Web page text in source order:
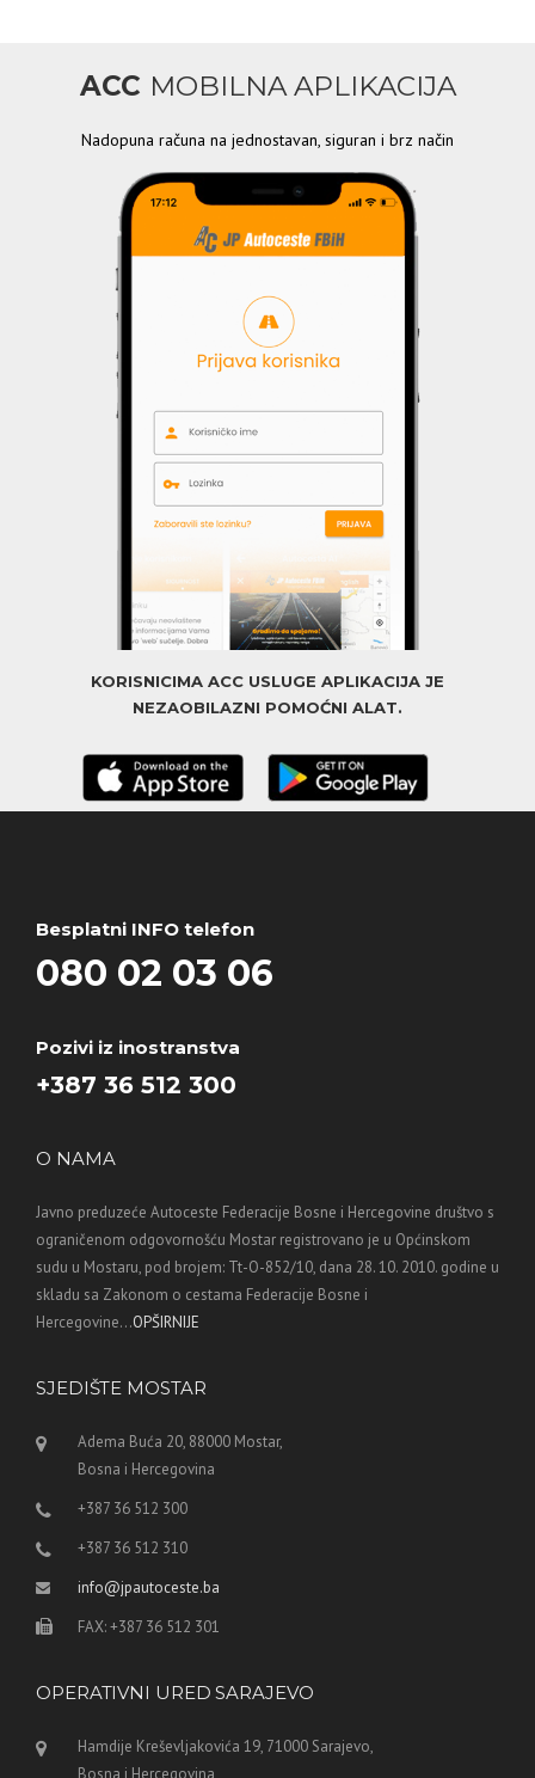
ACC MOBILNA APLIKACIJA
Nadopuna računa na jednostavan, siguran i brz način
KORISNICIMA ACC USLUGE APLIKACIJA JE
NEZAOBILAZNI POMOĆNI ALAT.
Besplatni INFO telefon
080 02 03 06
Pozivi iz inostranstva
+387 36 512 300
O NAMA
Javno preduzeće Autoceste Federacije Bosne i Hercegovine društvo s
ograničenom odgovornošću Mostar registrovano je u Općinskom
sudu u Mostaru, pod brojem: Tt-O-852/10, dana 28. 10. 2010. godine u
skladu sa Zakonom o cestama Federacije Bosne i
Hercegovine...OPŠIRNIJE
SJEDIŠTE MOSTAR
Adema Buća 20, 88000 Mostar,
Bosna i Hercegovina
+387 36 512 300
+387 36 512 310
info@jpautoceste.ba
FAX: +387 36 512 301
OPERATIVNI URED SARAJEVO
Hamdije Kreševljakovića 19, 71000 Sarajevo,
Bosna i Hercegovina